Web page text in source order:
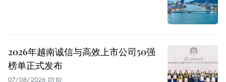
2026年越南诚信与高效上市公司50强
榜单正式发布
07/08/2026 01:10